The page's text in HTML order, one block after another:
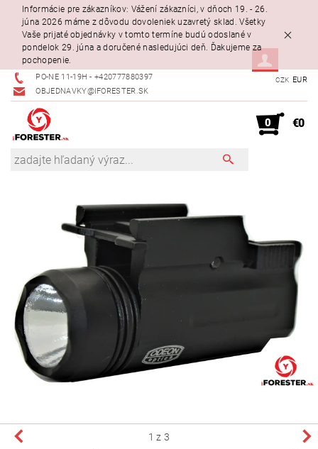
Informácie pre zákazníkov: Vážení zákazníci, v dňoch 19. - 26.
júna 2026 máme z dôvodu dovoleniek uzavretý sklad. Všetky
Vaše prijaté objednávky v tomto termíne budú odoslané v
pondelok 29. júna a doručené nasledujúci deň. Ďakujeme za
pochopenie.
PO-NE 11-19H - +420777880397
OBJEDNAVKY@IFORESTER.SK
CZK EUR
0 €0
1 z 3